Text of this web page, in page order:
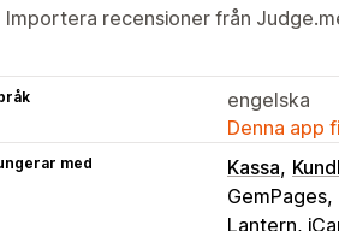
Importera recensioner från
engelska
Denna app
med Kassa
Lantern,